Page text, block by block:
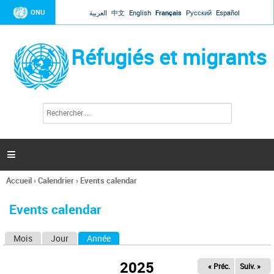
Jump to navigation
ONU العربية 中文 English Français Русский Español
Réfugiés et migrants
l
c
h
e

Vous
ici
Accueil›Calendrier› Events calendar
Events calendar
Mois Jour Année
2025 « Préc. Suiv. »